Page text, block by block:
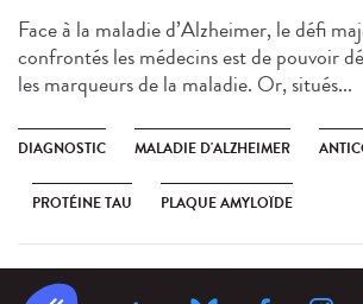
Face à la maladie d’Alzheimer, le défi
confrontés les médecins est de pouvoir
les marqueurs de la maladie. Or, situés...
DIAGNOSTIC MALADIE D'ALZHEIMER
PROTÉINE TAU PLAQUE AMYLOÏDE